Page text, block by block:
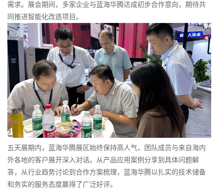
需求。展会期间，多家企业与蓝海华腾达成初步合作意向，期待共
同推进智能化改造项目。
五天展期内，蓝海华腾展区始终保持高人气，团队成员与来自海内
外各地的客户展开深入对话。从产品应用案例分享到具体问题解
答，从行业趋势讨论到合作方案梳理，蓝海华腾以扎实的技术储备
和务实的服务态度赢得了广泛好评。